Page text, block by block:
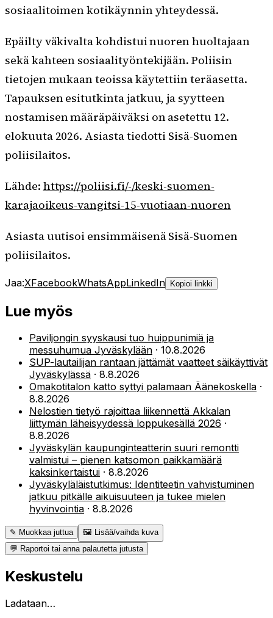
sosiaalitoimen kotikäynnin yhteydessä.
Epäilty väkivalta kohdistui nuoren huoltajaan
sekä kahteen sosiaalityöntekijään. Poliisin
tietojen mukaan teoissa käytettiin teräasetta.
Tapauksen esitutkinta jatkuu, ja syytteen
nostamisen määräpäiväksi on asetettu 12.
elokuuta 2026. Asiasta tiedotti Sisä-Suomen
poliisilaitos.
Lähde: https://poliisi.fi/-/keski-suomen-
karajaoikeus-vangitsi-15-vuotiaan-nuoren
Asiasta uutisoi ensimmäisenä Sisä-Suomen
poliisilaitos.
Jaa:XFacebookWhatsAppLinkedIn Kopioi linkki
Lue myös
Paviljongin syyskausi tuo huippunimiä ja
messuhumua Jyväskylään · 10.8.2026
SUP-lautailijan rantaan jättämät vaatteet säikäyttivät
Jyväskylässä · 8.8.2026
Omakotitalon katto syttyi palamaan Äänekoskella ·
8.8.2026
Nelostien tietyö rajoittaa liikennettä Akkalan
liittymän läheisyydessä loppukesällä 2026 ·
8.8.2026
Jyväskylän kaupunginteatterin suuri remontti
valmistui – pienen katsomon paikkamäärä
kaksinkertaistui · 8.8.2026
Jyväskyläläistutkimus: Identiteetin vahvistuminen
jatkuu pitkälle aikuisuuteen ja tukee mielen
hyvinvointia · 8.8.2026
✎ Muokkaa juttua
🖼 Lisää/vaihda kuva
💬 Raportoi tai anna palautetta jutusta
Keskustelu
Ladataan…